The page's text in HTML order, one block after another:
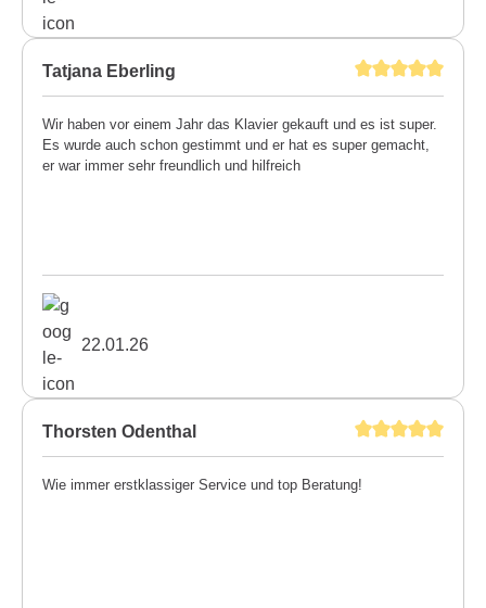
Tatjana Eberling
Wir haben vor einem Jahr das Klavier gekauft und es ist super.
Es wurde auch schon gestimmt und er hat es super gemacht,
er war immer sehr freundlich und hilfreich
22.01.26
Thorsten Odenthal
Wie immer erstklassiger Service und top Beratung!